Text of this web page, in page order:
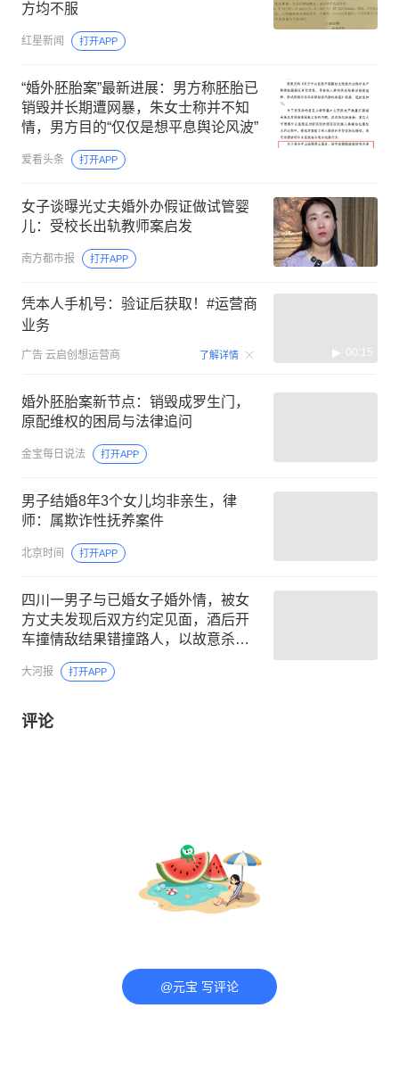
方均不服
红星新闻 打开APP
“婚外胚胎案”最新进展：男方称胚胎已
销毁并长期遭网暴，朱女士称并不知
情，男方目的“仅仅是想平息舆论风波”
爱看头条 打开APP
女子谈曝光丈夫婚外办假证做试管婴
儿：受校长出轨教师案启发
南方都市报 打开APP
凭本人手机号：验证后获取！#运营商
业务
广告 云启创想运营商 了解详情 00:15
婚外胚胎案新节点：销毁成罗生门，
原配维权的困局与法律追问
金宝每日说法 打开APP
男子结婚8年3个女儿均非亲生，律
师：属欺诈性抚养案件
北京时间 打开APP
四川一男子与已婚女子婚外情，被女
方丈夫发现后双方约定见面，酒后开
车撞情敌结果错撞路人，以故意杀人
罪被判有期徒刑十三年
大河报 打开APP
评论
@元宝 写评论